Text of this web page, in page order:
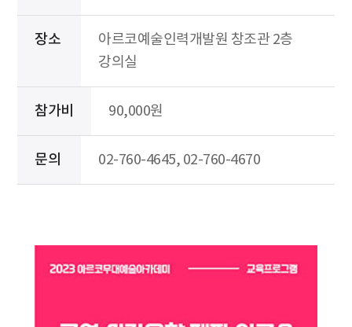
장소
아르코예술인력개발원 창조관 2층
강의실
참가비 90,000원
문의 02-760-4645, 02-760-4670